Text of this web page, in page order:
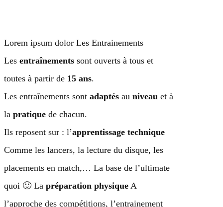
Lorem ipsum dolor Les Entrainements
Les entraînements sont ouverts à tous et
toutes à partir de 15 ans.
Les entraînements sont adaptés au niveau et à
la pratique de chacun.
Ils reposent sur : l’apprentissage technique
Comme les lancers, la lecture du disque, les
placements en match,… La base de l’ultimate
quoi 🙂 La préparation physique A
l’approche des compétitions, l’entrainement